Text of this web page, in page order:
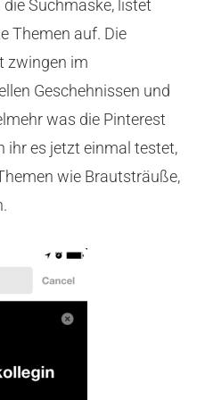
Suchmaske, listet
Themen auf. Die
zwingen im
Geschehnissen und
was die Pinterest
ihr es jetzt einmal testet,
wie Brautsträuße,